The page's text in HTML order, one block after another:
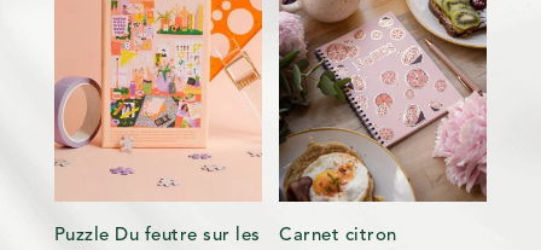
Puzzle Du feutre sur les
Carnet citron